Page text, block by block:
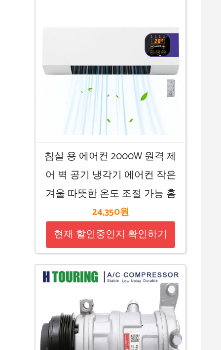
침실 용 에어컨 2000W 원격 제
어 벽 공기 냉각기 에어컨 작은
겨울 따뜻한 온도 조절 가능 홈
24,350원
현재 할인중인지 확인하기